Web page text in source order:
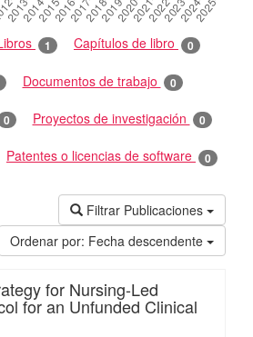
1 Capítulos de libro 0
Documentos de trabajo 0
0 Proyectos de investigación 0
Patentes o licencias de software 0
Filtrar Publicaciones
Ordenar por: Fecha descendente
for Nursing-Led
for an Unfunded Clinical